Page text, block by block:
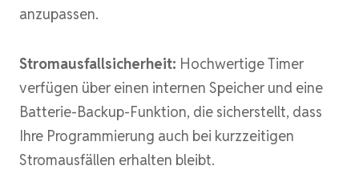
anzupassen.
Stromausfallsicherheit: Hochwertige Timer
verfügen über einen internen Speicher und eine
Batterie-Backup-Funktion, die sicherstellt, dass
Ihre Programmierung auch bei kurzzeitigen
Stromausfällen erhalten bleibt.